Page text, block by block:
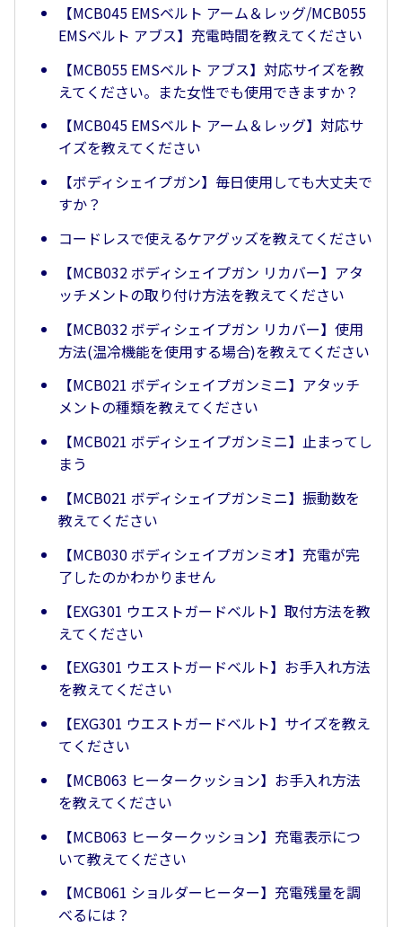
【MCB045 EMSベルト アーム＆レッグ/MCB055
EMSベルト アブス】充電時間を教えてください
【MCB055 EMSベルト アブス】対応サイズを教
えてください。また女性でも使用できますか？
【MCB045 EMSベルト アーム＆レッグ】対応サ
イズを教えてください
【ボディシェイプガン】毎日使用しても大丈夫で
すか？
コードレスで使えるケアグッズを教えてください
【MCB032 ボディシェイプガン リカバー】アタ
ッチメントの取り付け方法を教えてください
【MCB032 ボディシェイプガン リカバー】使用
方法(温冷機能を使用する場合)を教えてください
【MCB021 ボディシェイプガンミニ】アタッチ
メントの種類を教えてください
【MCB021 ボディシェイプガンミニ】止まってし
まう
【MCB021 ボディシェイプガンミニ】振動数を
教えてください
【MCB030 ボディシェイプガンミオ】充電が完
了したのかわかりません
【EXG301 ウエストガードベルト】取付方法を教
えてください
【EXG301 ウエストガードベルト】お手入れ方法
を教えてください
【EXG301 ウエストガードベルト】サイズを教え
てください
【MCB063 ヒータークッション】お手入れ方法
を教えてください
【MCB063 ヒータークッション】充電表示につ
いて教えてください
【MCB061 ショルダーヒーター】充電残量を調
べるには？